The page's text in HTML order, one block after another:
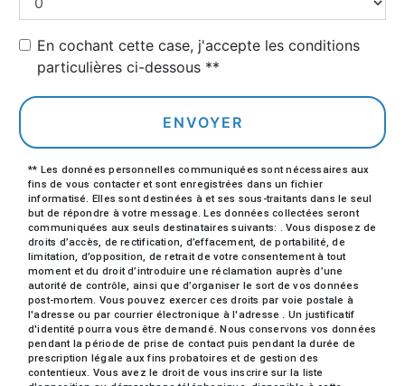
En cochant cette case, j'accepte les conditions
particulières ci-dessous **
ENVOYER
** Les données personnelles communiquées sont nécessaires aux
fins de vous contacter et sont enregistrées dans un fichier
informatisé. Elles sont destinées à et ses sous-traitants dans le seul
but de répondre à votre message. Les données collectées seront
communiquées aux seuls destinataires suivants: . Vous disposez de
droits d’accès, de rectification, d’effacement, de portabilité, de
limitation, d’opposition, de retrait de votre consentement à tout
moment et du droit d’introduire une réclamation auprès d’une
autorité de contrôle, ainsi que d’organiser le sort de vos données
post-mortem. Vous pouvez exercer ces droits par voie postale à
l'adresse ou par courrier électronique à l'adresse . Un justificatif
d'identité pourra vous être demandé. Nous conservons vos données
pendant la période de prise de contact puis pendant la durée de
prescription légale aux fins probatoires et de gestion des
contentieux. Vous avez le droit de vous inscrire sur la liste